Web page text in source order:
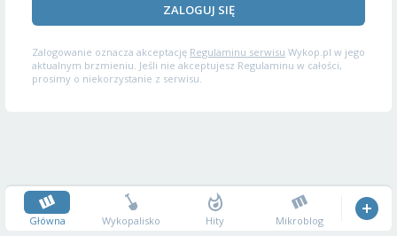
ZALOGUJ SIĘ
Zalogowanie oznacza akceptację Regulaminu serwisu Wykop.pl w jego
aktualnym brzmieniu. Jeśli nie akceptujesz Regulaminu w całości,
prosimy o niekorzystanie z serwisu.
Główna Wykopalisko Hity Mikroblog